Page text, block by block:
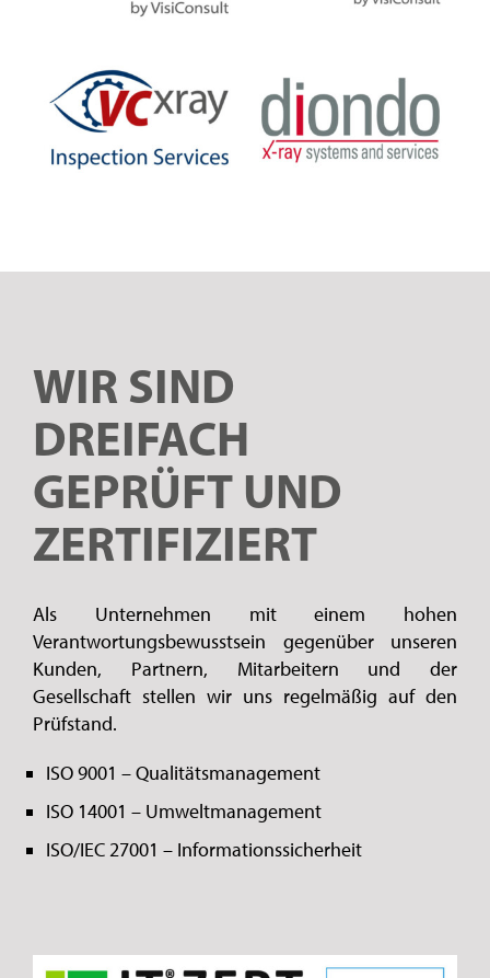
WIR SIND
DREIFACH
GEPRÜFT UND
ZERTIFIZIERT
Als Unternehmen mit einem hohen
Verantwortungsbewusstsein gegenüber unseren
Kunden, Partnern, Mitarbeitern und der
Gesellschaft stellen wir uns regelmäßig auf den
Prüfstand.
ISO 9001 – Qualitätsmanagement
ISO 14001 – Umweltmanagement
ISO/IEC 27001 – Informationssicherheit